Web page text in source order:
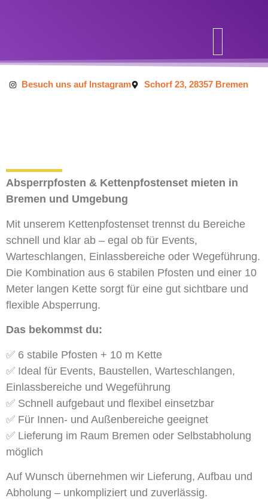
Besuch uns auf Instagram Schorf 23, 28357 Bremen
Absperrpfosten & Kettenpfostenset mieten in
Bremen und Umgebung
Mit unserem Kettenpfostenset trennst du Bereiche
schnell und klar ab – egal ob für Events,
Warteschlangen, Einlassbereiche oder Wegeführung.
Die Kombination aus 6 stabilen Pfosten und einer 10
Meter langen Kette sorgt für eine gut sichtbare und
flexible Absperrung.
Das bekommst du:
✅ 6 stabile Pfosten + 10 m Kette
✅ Ideal für Events, Baustellen, Warteschlangen,
Einlassbereiche und Wegeführung
✅ Schnell aufgebaut und flexibel einsetzbar
✅ Für Innen- und Außenbereiche geeignet
✅ Lieferung im Raum Bremen oder Selbstabholung
möglich
Auf Wunsch übernehmen wir Lieferung, Aufbau und
Abholung – unkompliziert und zuverlässig.